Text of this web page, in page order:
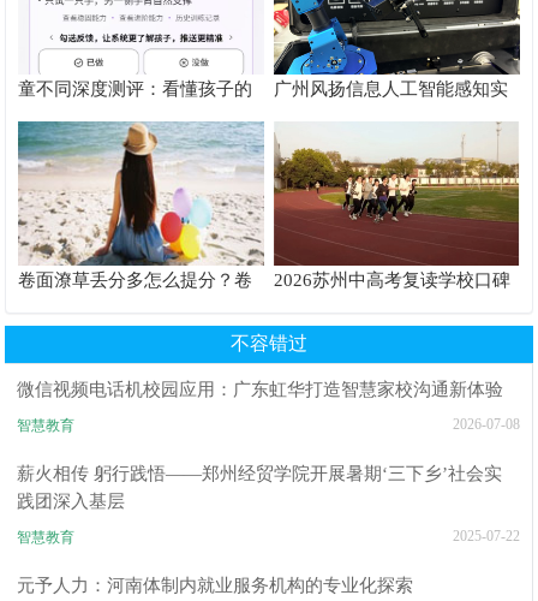
童不同深度测评：看懂孩子的
个性化育儿系统
广州风扬信息人工智能感知实
验箱测评解析
卷面潦草丢分多怎么提分？卷
2026苏州中高考复读学校口碑
不容错过
微信视频电话机校园应用：广东虹华打造智慧家校沟通新体验
智慧教育 2026-07-08
薪火相传 躬行践悟——郑州经贸学院开展暑期‘三下乡’社会实
践团深入基层
智慧教育 2025-07-22
元予人力：河南体制内就业服务机构的专业化探索